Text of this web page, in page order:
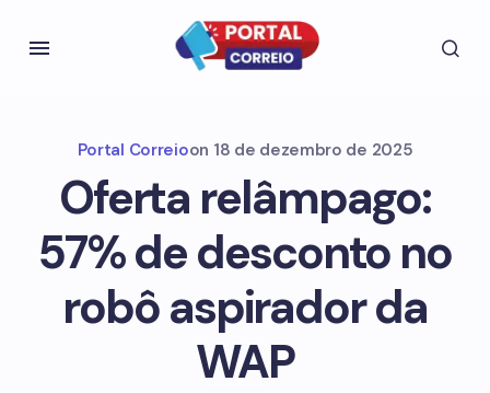
Portal Correioon 18 de dezembro de 2025
Oferta relâmpago:
57% de desconto no
robô aspirador da
WAP